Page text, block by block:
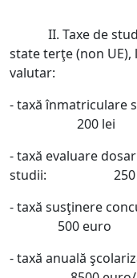
II. Taxe de studii
state terţe (non
valutar:
- taxă
200 lei
- taxă evaluare
studii: 250
- taxă
500 euro
- taxă anuală